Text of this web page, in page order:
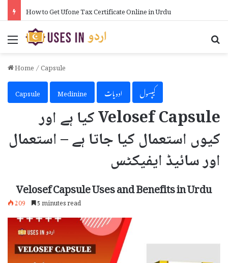
How to Get Ufone Tax Certificate Online in Urdu
Menu
Home/Capsule
Capsule
Medinine ادویات کیپسول
Velosef Capsule کیا ہے اور
کیوں استعمال کیا جاتا ہے – استعمال
اور سائیڈ ایفیکٹس
Velosef Capsule Uses and Benefits in Urdu
209 5 minutes read